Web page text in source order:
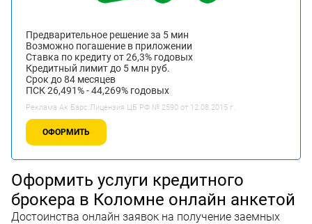
Предварительное решение за 5 мин
Возможно погашение в приложении
Ставка по кредиту от 26,3% годовых
Кредитный лимит до 5 млн руб.
Срок до 84 месяцев
ПСК 26,491% - 44,269% годовых
Реклама Ак Барс.Лицензия ЦБ РФ № 2590 от 12.08.2015 г.
ОФОРМИТЬ
Оформить услуги кредитного
брокера в Коломне онлайн анкетой
Достоинства онлайн заявок на получение заемных